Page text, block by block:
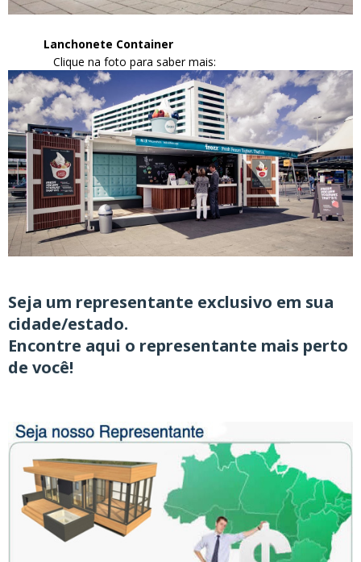
Lanchonete Container
Clique na foto para saber mais:
Seja um representante exclusivo em sua
cidade/estado.
Encontre aqui o representante mais perto
de você!